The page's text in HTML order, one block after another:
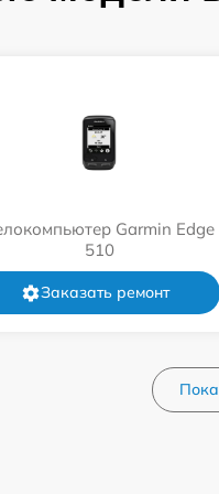
Garmin Edge
510
Заказать ремонт